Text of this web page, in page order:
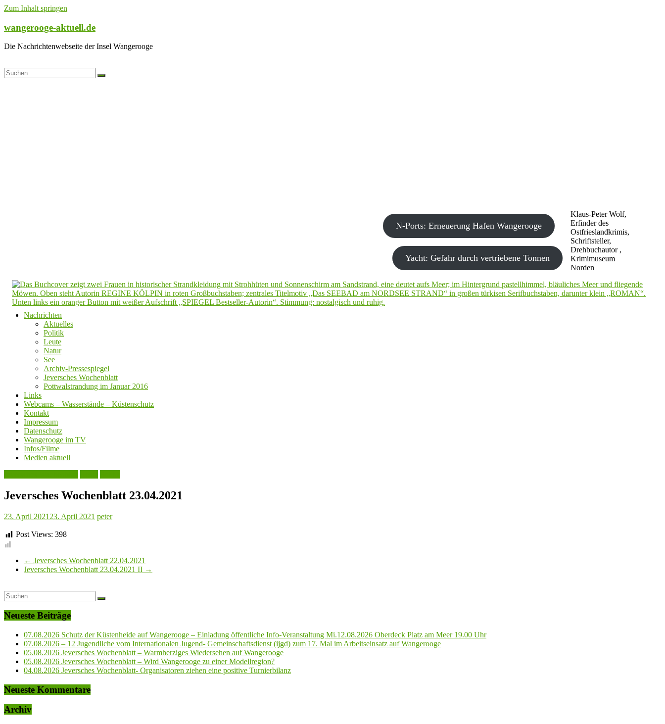
Zum Inhalt springen
wangerooge-aktuell.de
Die Nachrichtenwebseite der Insel Wangerooge
Klaus-Peter Wolf,
Erfinder des
Ostfrieslandkrimis,
Schriftsteller,
Drehbuchautor ,
Krimimuseum
Norden
N-Ports: Erneuerung Hafen Wangerooge
Yacht: Gefahr durch vertriebene Tonnen
Nachrichten
Aktuelles
Politik
Leute
Natur
See
Archiv-Pressespiegel
Jeversches Wochenblatt
Pottwalstrandung im Januar 2016
Links
Webcams – Wasserstände – Küstenschutz
Kontakt
Impressum
Datenschutz
Wangerooge im TV
Infos/Filme
Medien aktuell
Jeversches Wochenblatt 23.04.2021
23. April 2021 23. April 2021 peter
Post Views: 398
← Jeversches Wochenblatt 22.04.2021
Jeversches Wochenblatt 23.04.2021 II →
Neueste Beiträge
07.08.2026 Schutz der Küstenheide auf Wangerooge – Einladung öffentliche Info-Veranstaltung Mi.12.08.2026 Oberdeck Platz am Meer 19.00 Uhr
07.08.2026 – 12 Jugendliche vom Internationalen Jugend- Gemeinschaftsdienst (ijgd) zum 17. Mal im Arbeitseinsatz auf Wangerooge
05.08.2026 Jeversches Wochenblatt – Warmherziges Wiedersehen auf Wangerooge
05.08.2026 Jeversches Wochenblatt – Wird Wangerooge zu einer Modellregion?
04.08.2026 Jeversches Wochenblatt- Organisatoren ziehen eine positive Turnierbilanz
Neueste Kommentare
Archiv